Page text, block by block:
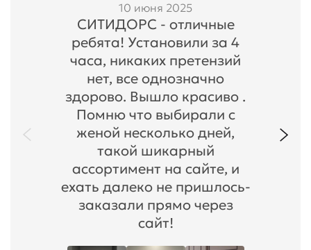
10 июня 2025
СИТИДОРС - отличные
ребята! Установили за 4
часа, никаких претензий
нет, все однозначно
здорово. Вышло красиво .
Помню что выбирали с
женой несколько дней,
такой шикарный
ассортимент на сайте, и
ехать далеко не пришлось-
заказали прямо через
сайт!